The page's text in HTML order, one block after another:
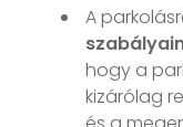
A
hogy a
kizárólag